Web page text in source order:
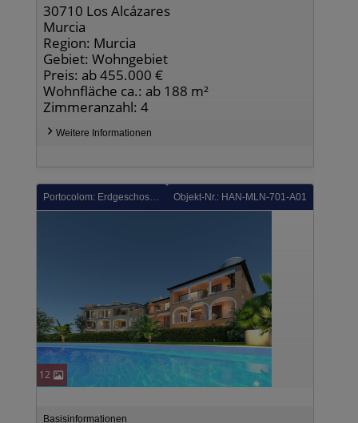
30710 Los Alcázares
Murcia
Region: Murcia
Gebiet: Wohngebiet
Preis: ab 455.000 €
Wohnfläche ca.: ab 188 m²
Zimmeranzahl: 4
Weitere Informationen
Portocolom: Erdgeschoss-Wohnungen mit 2 Schlafzimmern, 2 Bädern, Einbauküchen mit Elektrogeräten, Klimaanlage und Kfz-Stellplatz nur 150 m vom Hafen Objekt-Nr.: HAN-MLN-701-A01
12
Basisinformationen